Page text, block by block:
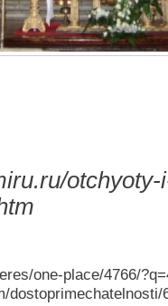
one-place/4766/